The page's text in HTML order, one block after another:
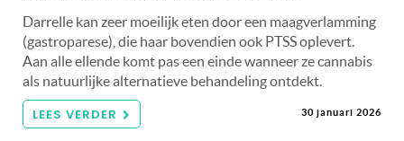
Darrelle kan zeer moeilijk eten door een maagverlamming
(gastroparese), die haar bovendien ook PTSS oplevert.
Aan alle ellende komt pas een einde wanneer ze cannabis
als natuurlijke alternatieve behandeling ontdekt.
LEES VERDER 30 januari 2026